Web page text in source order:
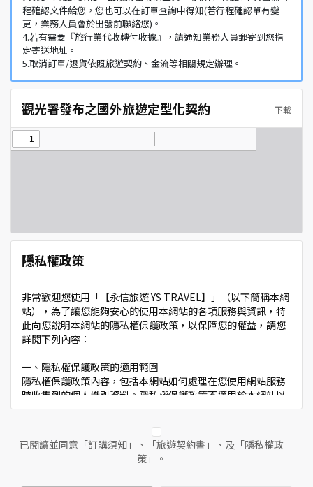
程確認文件給您，您也可以在訂單查詢中得知(若行程確認單有變
更，業務人員會於出發前聯絡您)。
4.若有需要『旅行業代收轉付收據』，請通知業務人員郵寄到您指
定寄送地址。
5.取消訂單/退貨依照旅遊契約、金流等相關規定辦理。
觀光署發布之國外旅遊定型化契約 下載
隱私權政策
非常歡迎您使用「【永信旅遊 YS TRAVEL】」（以下簡稱本網
站），為了讓您能夠安心的使用本網站的各項服務與資訊，特
此向您說明本網站的隱私權保護政策，以保障您的權益，請您
詳閱下列內容：
一、隱私權保護政策的適用範圍
隱私權保護政策內容，包括本網站如何處理在您使用網站服務
時收集到的個人識別資料。隱私權保護政策不適用於本網站以
外的相關連結網站，也不適用於非本網站所委託或參與管理的
二、個人資料的蒐集、處理及利用方式
當您造訪本網站或使用本網站所提供之功能服務時，我們將視
已閱讀並同意「訂購須知」、「旅遊契約書」、及「隱私權政
策」。